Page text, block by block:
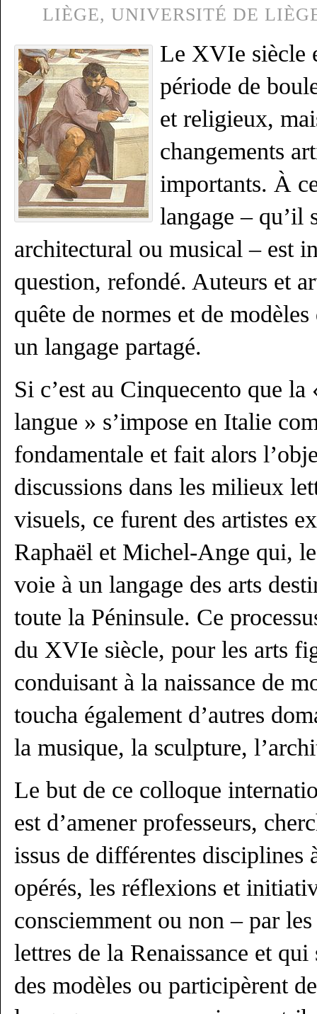
LIÈGE, UNIVERSITÉ DE
Le XVIe siècle
période de
et religieux,
changements
importants. À
langage – qu’il
architectural ou musical – est
question, refondé. Auteurs et
quête de normes et de
un langage partagé.
Si c’est au Cinquecento que la
langue » s’impose en Italie
fondamentale et fait alors
discussions dans les milieux
visuels, ce furent des artistes
Raphaël et Michel-Ange qui,
voie à un langage des arts
toute la Péninsule. Ce
du XVIe siècle, pour les arts
conduisant à la naissance de
toucha également d’autres
la musique, la sculpture,
Le but de ce colloque
est d’amener professeurs,
issus de différentes disciplines
opérés, les réflexions et
consciemment ou non – par
lettres de la Renaissance et qui
des modèles ou participèrent